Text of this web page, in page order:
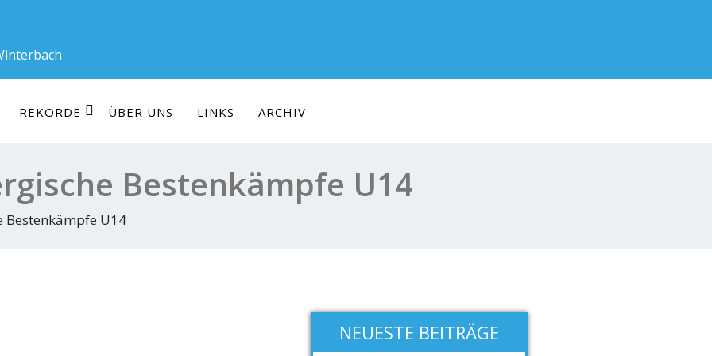
REKORDE ÜBER UNS LINKS ARCHIV
Bestenkämpfe U14
U14
NEUESTE BEITRÄGE